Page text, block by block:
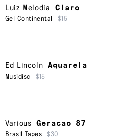
Luiz Melodia Claro
Gel Continental $15
Ed Lincoln Aquarela
Musidisc $15
Various Geracao 87
Brasil Tapes $30